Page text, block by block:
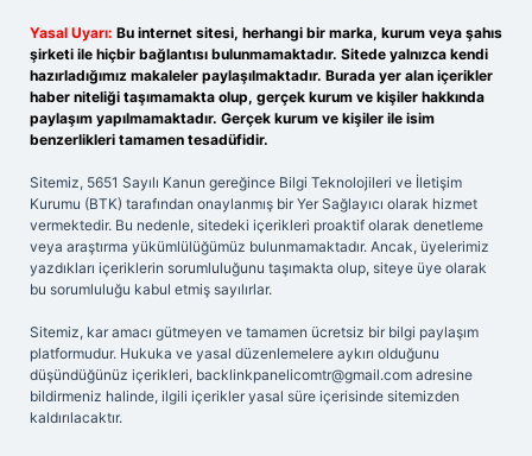
Yasal Uyarı: Bu internet sitesi, herhangi bir marka, kurum veya şahıs
şirketi ile hiçbir bağlantısı bulunmamaktadır. Sitede yalnızca kendi
hazırladığımız makaleler paylaşılmaktadır. Burada yer alan içerikler
haber niteliği taşımamakta olup, gerçek kurum ve kişiler hakkında
paylaşım yapılmamaktadır. Gerçek kurum ve kişiler ile isim
benzerlikleri tamamen tesadüfidir.
Sitemiz, 5651 Sayılı Kanun gereğince Bilgi Teknolojileri ve İletişim
Kurumu (BTK) tarafından onaylanmış bir Yer Sağlayıcı olarak hizmet
vermektedir. Bu nedenle, sitedeki içerikleri proaktif olarak denetleme
veya araştırma yükümlülüğümüz bulunmamaktadır. Ancak, üyelerimiz
yazdıkları içeriklerin sorumluluğunu taşımakta olup, siteye üye olarak
bu sorumluluğu kabul etmiş sayılırlar.
Sitemiz, kar amacı gütmeyen ve tamamen ücretsiz bir bilgi paylaşım
platformudur. Hukuka ve yasal düzenlemelere aykırı olduğunu
düşündüğünüz içerikleri, backlinkpanelicomtr@gmail.com adresine
bildirmeniz halinde, ilgili içerikler yasal süre içerisinde sitemizden
kaldırılacaktır.